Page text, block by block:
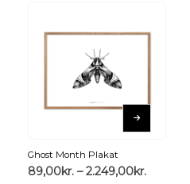
Ghost Month Plakat
89,00kr. – 2.249,00kr.